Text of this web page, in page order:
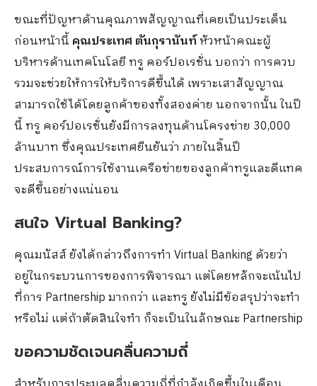
ขณะที่ปัญหาด้านคุณภาพสัญญาณที่เคยเป็นประเด็น
ก่อนหน้านี้ คุณประเทศ ตันกุรานันท์หัวหน้าคณะผู้
บริหารด้านเทคโนโลยี ทรู คอร์ปอเรชั่น บอกว่า การควบ
รวมจะช่วยให้การให้บริการดีขึ้นได้ เพราะเสาสัญญาณ
สามารถใช้ได้โดยลูกค้าของทั้งสองค่าย นอกจากนั้น ในปี
นี้ ทรู คอร์ปอเรชั่นยังมีการลงทุนด้านโครงข่าย 30,000
ล้านบาท ซึ่งคุณประเทศยืนยันว่า ภายในสิ้นปี
ประสบการณ์การใช้งานเครือข่ายของลูกค้าทรูและดีแทค
จะดีขึ้นอย่างแน่นอน
สนใจ Virtual Banking?
คุณมนัสส์ ยังได้กล่าวถึงการทำ Virtual Banking ด้วยว่า
อยู่ในกระบวนการของการพิจารณา แต่โดยหลักจะเน้นไป
ที่การ Partnership มากกว่า และทรู ยังไม่มีข้อสรุปว่าจะทำ
หรือไม่ แต่ถ้าตัดสินใจทำ ก็จะเป็นในลักษณะ Partnership
ขอความชัดเจนคลื่นความถี่